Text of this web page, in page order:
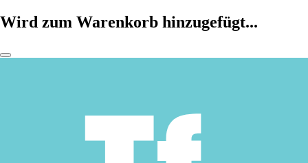
Wird zum Warenkorb hinzugefügt...